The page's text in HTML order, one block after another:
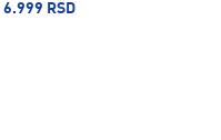
6.999 RSD